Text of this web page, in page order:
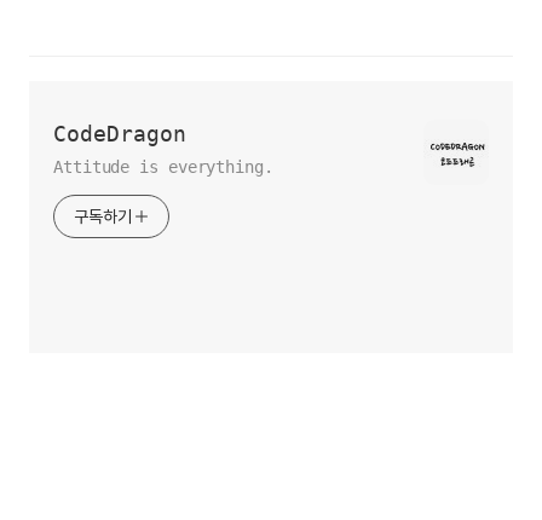
CodeDragon
Attitude is everything.
구독하기